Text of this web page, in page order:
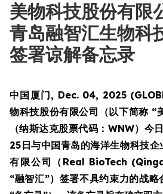
美物科技股份有限
青岛融智汇生物科
签署谅解备忘录
中国厦门, Dec. 04, 2025
物科技股份有限公司（以下简称 “
（纳斯达克股票代码：WNW）今
25日与中国青岛的海洋生物科技
有限公司（Real BioTech
“融智汇”）签署不具约束力的战